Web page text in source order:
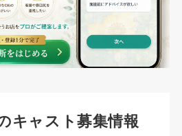
キャスト募集情報